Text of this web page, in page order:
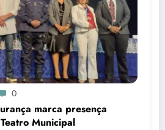
0
marca presença
Municipal